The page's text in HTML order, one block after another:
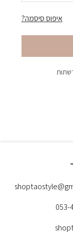
איפוס סיסמה?
053-